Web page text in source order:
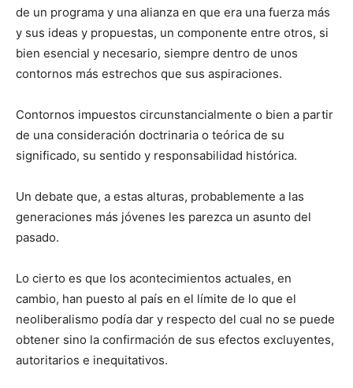
de un programa y una alianza en que era una fuerza más
y sus ideas y propuestas, un componente entre otros, si
bien esencial y necesario, siempre dentro de unos
contornos más estrechos que sus aspiraciones.
Contornos impuestos circunstancialmente o bien a partir
de una consideración doctrinaria o teórica de su
significado, su sentido y responsabilidad histórica.
Un debate que, a estas alturas, probablemente a las
generaciones más jóvenes les parezca un asunto del
pasado.
Lo cierto es que los acontecimientos actuales, en
cambio, han puesto al país en el límite de lo que el
neoliberalismo podía dar y respecto del cual no se puede
obtener sino la confirmación de sus efectos excluyentes,
autoritarios e inequitativos.